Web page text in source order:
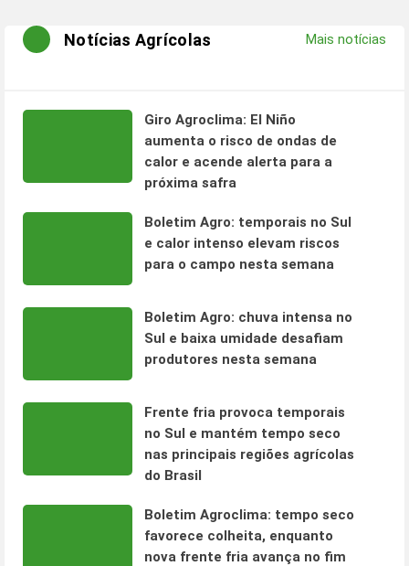
Notícias Agrícolas Mais notícias
Giro Agroclima: El Niño
aumenta o risco de ondas de
calor e acende alerta para a
próxima safra
Boletim Agro: temporais no Sul
e calor intenso elevam riscos
para o campo nesta semana
Boletim Agro: chuva intensa no
Sul e baixa umidade desafiam
produtores nesta semana
Frente fria provoca temporais
no Sul e mantém tempo seco
nas principais regiões agrícolas
do Brasil
Boletim Agroclima: tempo seco
favorece colheita, enquanto
nova frente fria avança no fim